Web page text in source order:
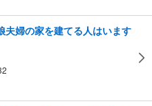
夫婦の家を建てる人はいます